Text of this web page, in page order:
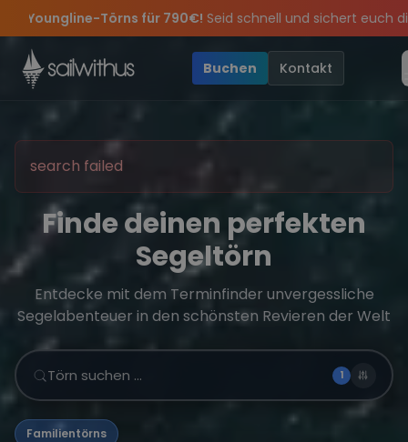
Skip to content
790€!Seid schnell und sichert euch die letzten Plätze. •
Sichere Dir jetztDein Meilenbuch und Deine sailwithus-
Angebote mehr Sowie20€ Rabatt auf deinen ersten Törn!
die Törns, die Crew und die besten Geschichten des
Buchen
Kontakt
search failed
Finde deinen perfekten
Segeltörn
Entdecke mit dem Terminfinder unvergessliche
Segelabenteuer in den schönsten Revieren der Welt
Törn suchen … 1
Familientörns